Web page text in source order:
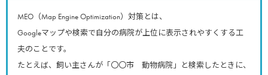
MEO（Map Engine Optimization）対策とは、
Googleマップや検索で自分の病院が上位に表示されやすくする工
夫のことです。
たとえば、飼い主さんが「〇〇市 動物病院」と検索したときに、